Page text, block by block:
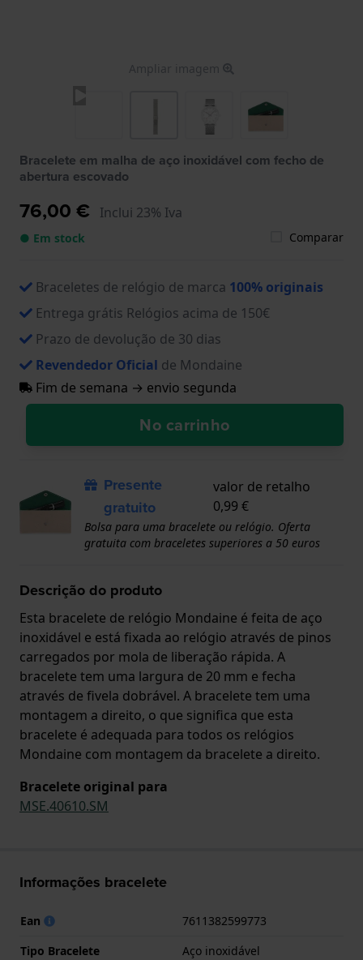
Ampliar imagem
Bracelete em malha de aço inoxidável com fecho de
abertura escovado
76,00 € Inclui 23% Iva
● Em stock Comparar
Braceletes de relógio de marca 100% originais
Entrega grátis Relógios acima de 150€
Prazo de devolução de 30 dias
Revendedor Oficial de Mondaine
Fim de semana → envio segunda
No carrinho
Presente
gratuito
valor de retalho
0,99 €
Bolsa para uma bracelete ou relógio. Oferta
gratuita com braceletes superiores a 50 euros
Descrição do produto
Esta bracelete de relógio Mondaine é feita de aço
inoxidável e está fixada ao relógio através de pinos
carregados por mola de liberação rápida. A
bracelete tem uma largura de 20 mm e fecha
através de fivela dobrável. A bracelete tem uma
montagem a direito, o que significa que esta
bracelete é adequada para todos os relógios
Mondaine com montagem da bracelete a direito.
Bracelete original para
MSE.40610.SM
Informações bracelete
Ean
7611382599773
Tipo Bracelete
Aço inoxidável